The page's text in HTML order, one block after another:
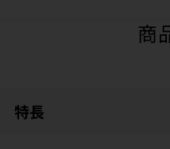
商
特長